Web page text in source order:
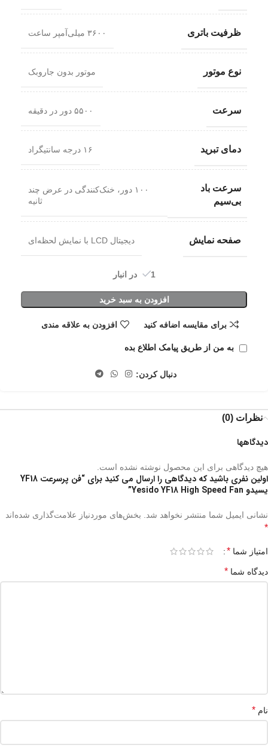
ظرفیت باتری ۳۶۰۰ میلی‌آمپر ساعت
نوع موتور موتور بدون جاروبک
سرعت ۵۵۰۰ دور در دقیقه
دمای تبرید ۱۶ درجه سانتیگراد
سرعت باد
بی‌سیم
۱۰۰ دور، خنک‌کنندگی در عرض چند
ثانیه
صفحه نمایش دیجیتال LCD با نمایش لحظه‌ای
1 در انبار
افزودن به سبد خرید
برای مقایسه اضافه کنید افزودن به علاقه مندی
به من از طریق پیامک اطلاع بده
دنبال کردن:
نظرات (0)
دیدگاهها
هیچ دیدگاهی برای این محصول نوشته نشده است.
اولین نفری باشید که دیدگاهی را ارسال می کنید برای “فن پرسرعت YF18
یسیدو Yesido YF18 High Speed Fan”
نشانی ایمیل شما منتشر نخواهد شد. بخش‌های موردنیاز علامت‌گذاری شده‌اند
*
امتیاز شما *
دیدگاه شما *
نام *